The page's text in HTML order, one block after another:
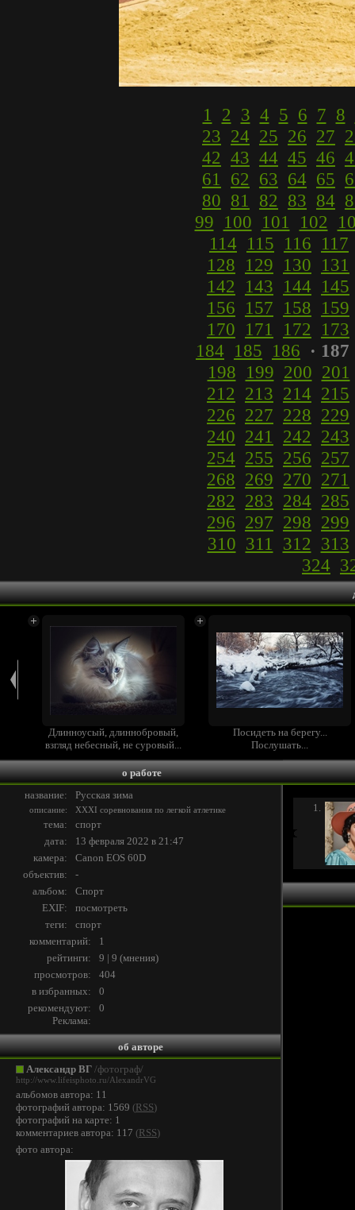
1 2 3 4 5 6 7 8
23 24 25 26 27
42 43 44 45 46
61
62 63 64 65
80 81 82 83 84
99 100 101 102
114 115 116 117
128 129 130 131
142
143 144 145
156 157 158 159
170 171 172
173
184 185 186 · 187
198 199 200 201
212 213 214 215
226 227 228 229
240 241 242 243
254 255 256 257
268 269 270 271
282 283 284 285
296 297 298 299
310 311 312 313
324
Длинноусый, длиннобровый,
взгляд небесный, не суровый...
Посидеть на берегу...
Послушать...
о работе
название:
Русская зима
описание: XXXI соревнования по легкой атлетике
тема:
спорт
дата:
13 февраля 2022 в 21:47
камера:
Canon EOS 60D
объектив:
-
альбом:
Спорт
EXIF:
посмотреть
теги:
спорт
комментарий:
1
рейтинги:
9 | 9 (мнения)
просмотров:
404
в избранных:
0
рекомендуют:
0
Реклама:
об авторе
Александр ВГ /фотограф/
http://www.lifeisphoto.ru/AlexandrVG
альбомов автора: 11
фотографий автора: 1569 (RSS)
фотографий на карте: 1
комментариев автора: 117 (RSS)
фото автора:
1.